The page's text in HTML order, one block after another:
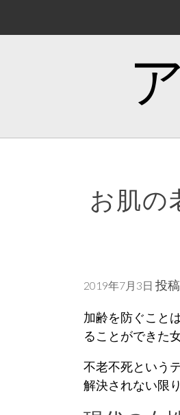
キ
お肌の
2019年7月3日 投
加齢を防ぐこと
ることができた
不老不死という
解決されない限